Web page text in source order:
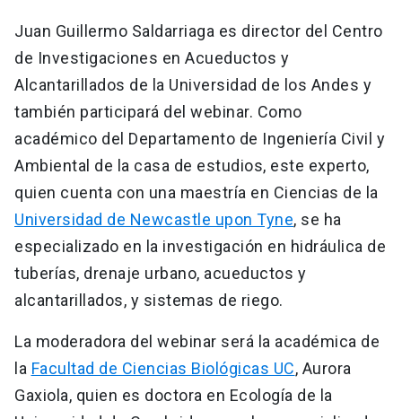
Juan Guillermo Saldarriaga es director del Centro
de Investigaciones en Acueductos y
Alcantarillados de la Universidad de los Andes y
también participará del webinar. Como
académico del Departamento de Ingeniería Civil y
Ambiental de la casa de estudios, este experto,
quien cuenta con una maestría en Ciencias de la
Universidad de Newcastle upon Tyne, se ha
especializado en la investigación en hidráulica de
tuberías, drenaje urbano, acueductos y
alcantarillados, y sistemas de riego.
La moderadora del webinar será la académica de
la Facultad de Ciencias Biológicas UC, Aurora
Gaxiola, quien es doctora en Ecología de la